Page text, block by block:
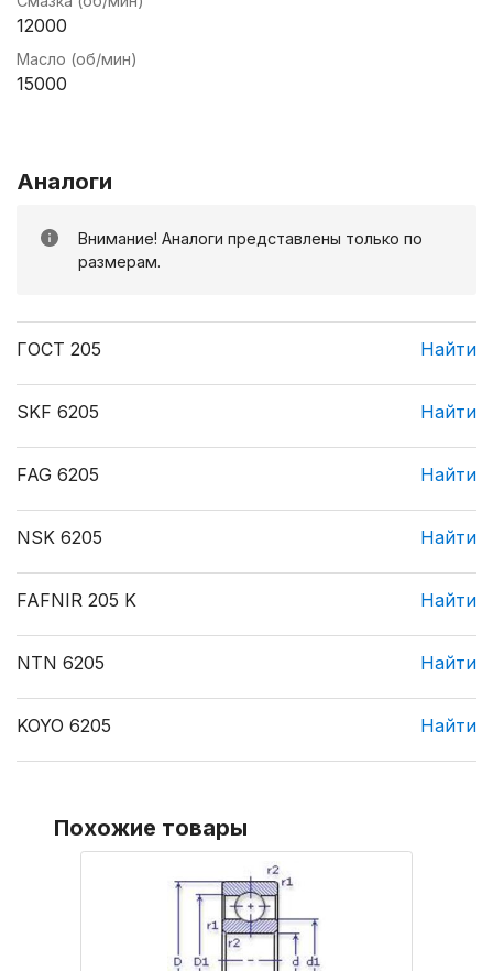
12000
Масло (об/мин)
15000
Аналоги
Внимание! Аналоги представлены только по
размерам.
ГОСТ 205 Найти
SKF 6205 Найти
FAG 6205 Найти
NSK 6205 Найти
FAFNIR 205 K Найти
NTN 6205 Найти
KOYO 6205 Найти
Похожие товары